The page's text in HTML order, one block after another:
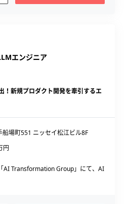
エンジニア
！新規プロダクト開発を牽引するエ
船場町551 ニッセイ松江ビル8F
円
AI Transformation Group」にて、AI